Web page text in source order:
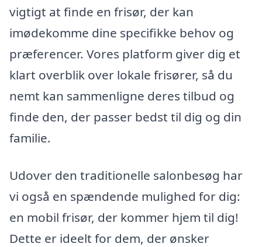
vigtigt at finde en frisør, der kan
imødekomme dine specifikke behov og
præferencer. Vores platform giver dig et
klart overblik over lokale frisører, så du
nemt kan sammenligne deres tilbud og
finde den, der passer bedst til dig og din
familie.
Udover den traditionelle salonbesøg har
vi også en spændende mulighed for dig:
en mobil frisør, der kommer hjem til dig!
Dette er ideelt for dem, der ønsker